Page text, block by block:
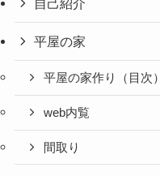
自己紹介
平屋の家
平屋の家作り（目次）
web内覧
間取り